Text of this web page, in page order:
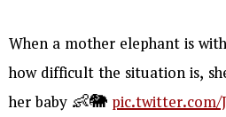
When a mother elephant is
how difficult the situation is,
her baby 👶🐘pic.twitter.com/